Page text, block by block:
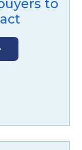
to